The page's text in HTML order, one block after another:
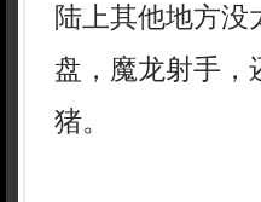
陆上其他地方没
盘，魔龙射手，
猪。